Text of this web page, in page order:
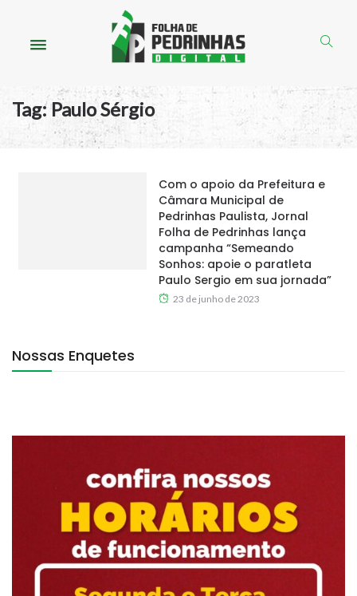
Tag:Paulo Sérgio
Com o apoio da Prefeitura e
Câmara Municipal de
Pedrinhas Paulista, Jornal
Folha de Pedrinhas lança
campanha “Semeando
Sonhos: apoie o paratleta
Paulo Sergio em sua jornada”
23 de junho de 2023
Nossas Enquetes